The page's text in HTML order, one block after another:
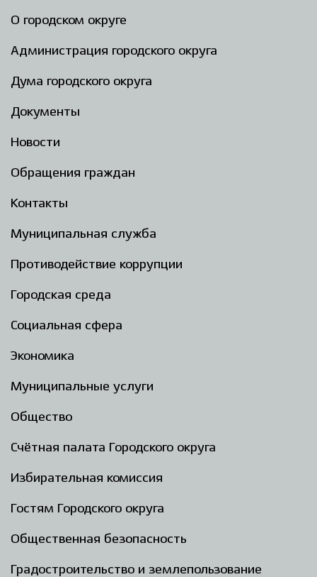
О городском округе
Администрация городского округа
Дума городского округа
Документы
Новости
Обращения граждан
Контакты
Муниципальная служба
Противодействие коррупции
Городская среда
Социальная сфера
Экономика
Муниципальные услуги
Общество
Счётная палата Городского округа
Избирательная комиссия
Гостям Городского округа
Общественная безопасность
Градостроительство и землепользование